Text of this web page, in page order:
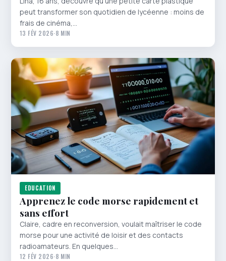
peut transformer son quotidien de lycéenne : moins de
frais de cinéma,…
13 FÉV 2026·8 MIN
EDUCATION
Apprenez le code morse rapidement et
sans effort
Claire, cadre en reconversion, voulait maîtriser le code
morse pour une activité de loisir et des contacts
radioamateurs. En quelques…
12 FÉV 2026·8 MIN